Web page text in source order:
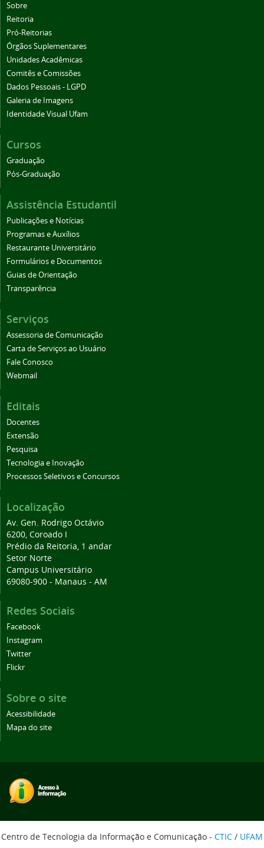
Sobre
Reitoria
Pró-Reitorias
Órgãos Suplementares
Unidades Acadêmicas
Comitês e Comissões
Dados Pessoais - LGPD
Galeria de Imagens
Identidade Visual Ufam
Cursos
Graduação
Pós-Graduação
Assistência Estudantil
Publicações e Notícias
Programas e Auxílios
Restaurante Universitário
Formulários e Documentos
Guias de Orientação
Transparência
Serviços
Assessoria de Comunicação
Carta de Serviços ao Usuário
Fale Conosco
Webmail
Editais
Docentes
Extensão
Pesquisa
Tecnologia e Inovação
Processos Seletivos e Concursos
Localização
Av. Gen. Rodrigo Octávio
6200, Coroado I
Prédio da Reitoria, 1 andar
Setor Norte
Campus Universitário
69080-900 - Manaus - AM
Redes Sociais
Facebook
Instagram
Twitter
Flickr
Sobre o site
Acessibilidade
Mapa do site
Centro de Tecnologia da Informação e Comunicação - CTIC / UFAM